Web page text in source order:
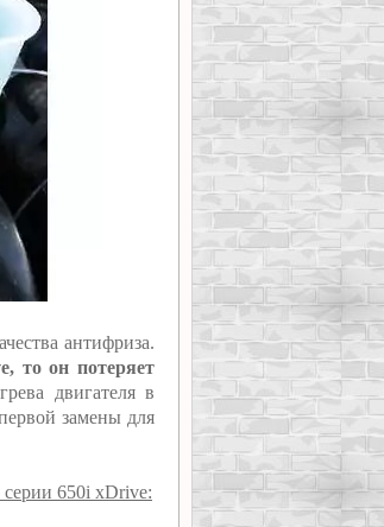
антифриза.
то он потеряет
двигателя в
замены для
650i xDrive: